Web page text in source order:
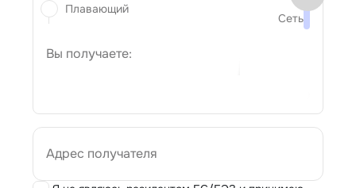
Сеть
Вы получаете:
Адрес получателя
Плавающий